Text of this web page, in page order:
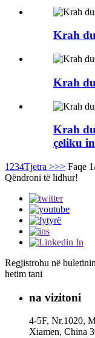
Krah
Krah
Krah
çeliku
1 234Tjetra >>> Faqe
Qëndroni të lidhur!
Regjistrohu në
hetim tani
na vizitoni
4-5F, Nr.1020,
Xiamen, China